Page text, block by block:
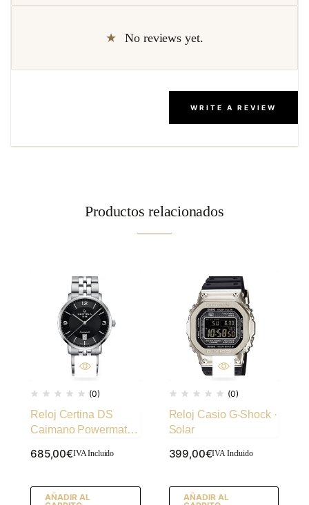
No reviews yet.
WRITE A REVIEW
Productos relacionados
(0)
Reloj Certina DS
Caimano Powermatic
685,00€IVA Incluido
AÑADIR AL
(0)
Reloj Casio G-Shock ·
Solar
399,00€IVA Incluido
AÑADIR AL